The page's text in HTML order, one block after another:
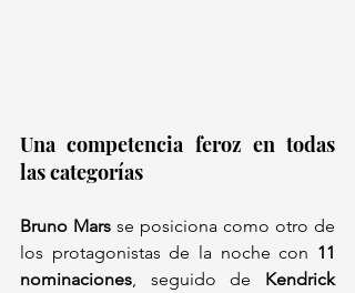
Una competencia feroz en todas
las categorías
Bruno Mars se posiciona como otro de
los protagonistas de la noche con 11
nominaciones , seguido de Kendrick